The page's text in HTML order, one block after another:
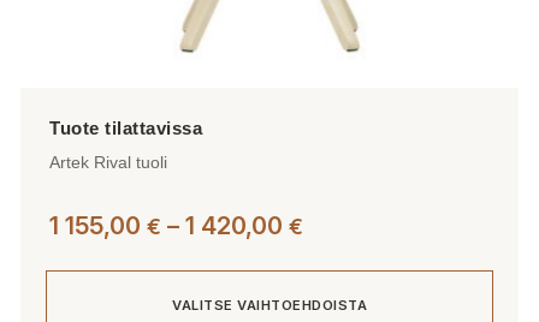
Artek Rival tuoli
1 155,00 € – 1 420,00 €
-
VALITSE VAIHTOEHDOISTA